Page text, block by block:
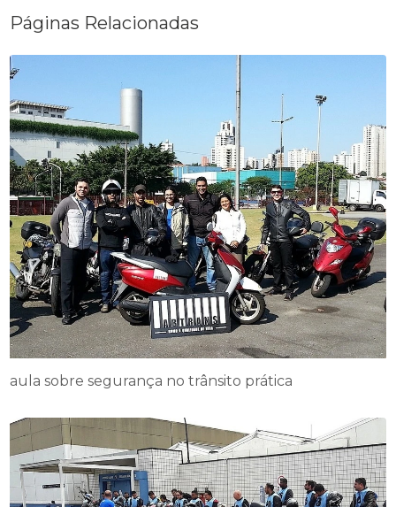
Páginas Relacionadas
aula sobre segurança no trânsito prática